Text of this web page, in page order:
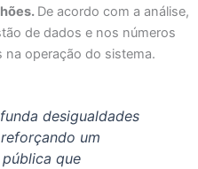
De acordo com a análise,
de dados e nos números
operação do sistema.
desigualdades
um
que